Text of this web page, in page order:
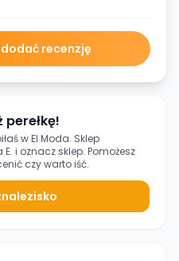
recenzję
perełkę!
wEl Moda. Sklep
E. i oznacz sklep. Pomożesz
czy warto iść.